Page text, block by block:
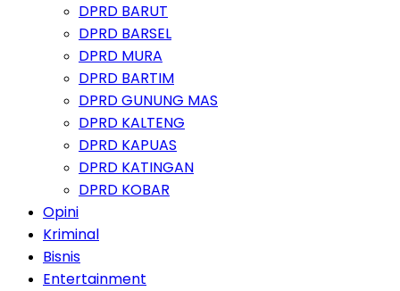
DPRD BARUT
DPRD BARSEL
DPRD MURA
DPRD BARTIM
DPRD GUNUNG MAS
DPRD KALTENG
DPRD KAPUAS
DPRD KATINGAN
DPRD KOBAR
Opini
Kriminal
Bisnis
Entertainment